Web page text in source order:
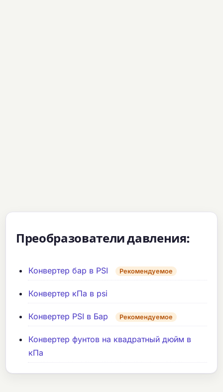
Преобразователи давления:
Конвертер бар в PSI Рекомендуемое
Конвертер кПа в psi
Конвертер PSI в Бар Рекомендуемое
Конвертер фунтов на квадратный дюйм в
кПа